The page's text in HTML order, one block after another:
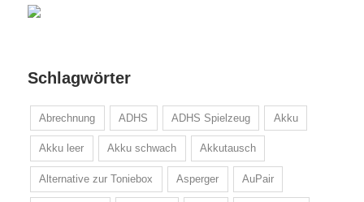
Schlagwörter
Abrechnung ADHS ADHS Spielzeug Akku
Akku leer Akku schwach Akkutausch
Alternative zur Toniebox Asperger AuPair